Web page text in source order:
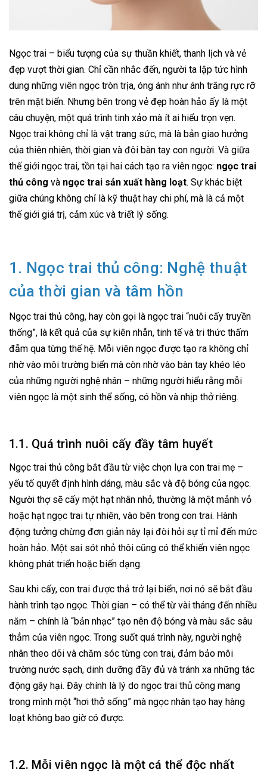
Ngọc trai – biểu tượng của sự thuần khiết, thanh lịch và vẻ
đẹp vượt thời gian. Chỉ cần nhắc đến, người ta lập tức hình
dung những viên ngọc tròn trịa, óng ánh như ánh trăng rực rỡ
trên mặt biển. Nhưng bên trong vẻ đẹp hoàn hảo ấy là một
câu chuyện, một quá trình tinh xảo mà ít ai hiểu trọn vẹn.
Ngọc trai không chỉ là vật trang sức, mà là bản giao hưởng
của thiên nhiên, thời gian và đôi bàn tay con người. Và giữa
thế giới ngọc trai, tồn tại hai cách tạo ra viên ngọc: ngọc trai
thủ công và ngọc trai sản xuất hàng loạt. Sự khác biệt
giữa chúng không chỉ là kỹ thuật hay chi phí, mà là cả một
thế giới giá trị, cảm xúc và triết lý sống.
1. Ngọc trai thủ công: Nghệ thuật
của thời gian và tâm hồn
Ngọc trai thủ công, hay còn gọi là ngọc trai “nuôi cấy truyền
thống”, là kết quả của sự kiên nhẫn, tinh tế và tri thức thấm
đẫm qua từng thế hệ. Mỗi viên ngọc được tạo ra không chỉ
nhờ vào môi trường biển mà còn nhờ vào bàn tay khéo léo
của những người nghệ nhân – những người hiểu rằng mỗi
viên ngọc là một sinh thể sống, có hồn và nhịp thở riêng.
1.1. Quá trình nuôi cấy đầy tâm huyết
Ngọc trai thủ công bắt đầu từ việc chọn lựa con trai mẹ –
yếu tố quyết định hình dáng, màu sắc và độ bóng của ngọc.
Người thợ sẽ cấy một hạt nhân nhỏ, thường là một mảnh vỏ
hoặc hạt ngọc trai tự nhiên, vào bên trong con trai. Hành
động tưởng chừng đơn giản này lại đòi hỏi sự tỉ mỉ đến mức
hoàn hảo. Một sai sót nhỏ thôi cũng có thể khiến viên ngọc
không phát triển hoặc biến dạng.
Sau khi cấy, con trai được thả trở lại biển, nơi nó sẽ bắt đầu
hành trình tạo ngọc. Thời gian – có thể từ vài tháng đến nhiều
năm – chính là “bản nhạc” tạo nên độ bóng và màu sắc sâu
thẳm của viên ngọc. Trong suốt quá trình này, người nghệ
nhân theo dõi và chăm sóc từng con trai, đảm bảo môi
trường nước sạch, dinh dưỡng đầy đủ và tránh xa những tác
động gây hại. Đây chính là lý do ngọc trai thủ công mang
trong mình một “hơi thở sống” mà ngọc nhân tạo hay hàng
loạt không bao giờ có được.
1.2. Mỗi viên ngọc là một cá thể độc nhất